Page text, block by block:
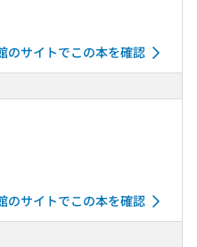
のサイトでこの本を確認
のサイトでこの本を確認